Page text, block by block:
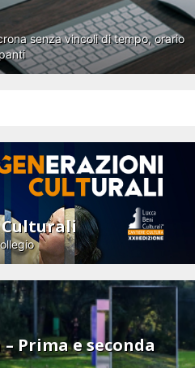
senza vincoli di tempo, orario
Culturali
Prima e seconda